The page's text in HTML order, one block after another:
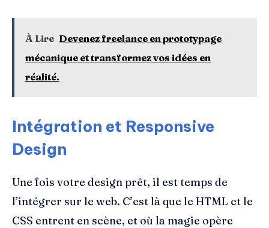
À Lire Devenez freelance en prototypage
mécanique et transformez vos idées en
réalité.
Intégration et Responsive
Design
Une fois votre design prêt, il est temps de
l’intégrer sur le web. C’est là que le HTML et le
CSS entrent en scène, et où la magie opère